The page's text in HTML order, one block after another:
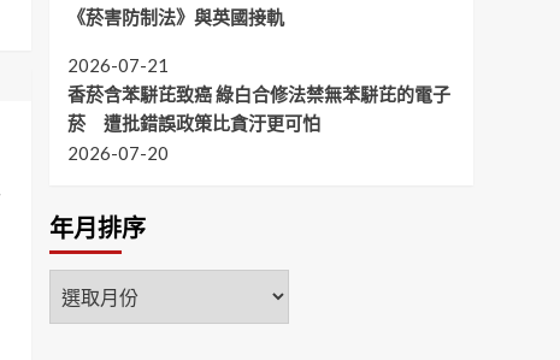
《菸害防制法》與英國接軌
2026-07-21
香菸含苯駢芘致癌 綠白合修法禁無苯駢芘的電子
菸 遭批錯誤政策比貪汙更可怕
2026-07-20
年月排序
年
月